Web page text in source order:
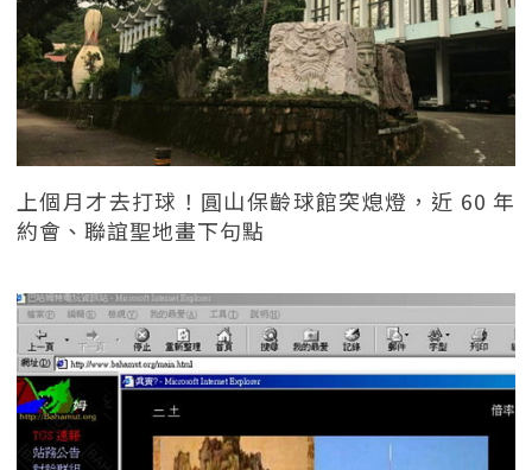
上個月才去打球！圓山保齡球館突熄燈，近 60 年
約會、聯誼聖地畫下句點